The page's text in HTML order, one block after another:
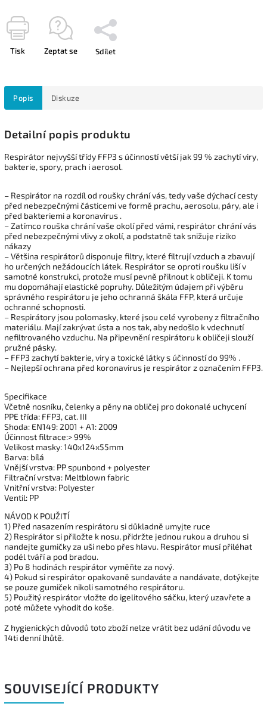
Tisk Zeptat se Sdílet
Popis Diskuze
Detailní popis produktu
Respirátor nejvyšší třídy FFP3 s účinností větší jak 99 % zachytí viry,
bakterie, spory, prach i aerosol.
– Respirátor na rozdíl od roušky chrání vás, tedy vaše dýchací cesty
před nebezpečnými částicemi ve formě prachu, aerosolu, páry, ale i
před bakteriemi a koronavirus .
– Zatímco rouška chrání vaše okolí před vámi, respirátor chrání vás
před nebezpečnými vlivy z okolí, a podstatně tak snižuje riziko
nákazy
– Většina respirátorů disponuje filtry, které filtrují vzduch a zbavují
ho určených nežádoucích látek. Respirátor se oproti roušku liší v
samotné konstrukci, protože musí pevně přilnout k obličeji. K tomu
mu dopomáhají elastické popruhy. Důležitým údajem při výběru
správného respirátoru je jeho ochranná škála FFP, která určuje
ochranné schopnosti.
– Respirátory jsou polomasky, které jsou celé vyrobeny z filtračního
materiálu. Mají zakrývat ústa a nos tak, aby nedošlo k vdechnutí
nefiltrovaného vzduchu. Na připevnění respirátoru k obličeji slouží
pružné pásky.
– FFP3 zachytí bakterie, viry a toxické látky s účinností do 99% .
– Nejlepší ochrana před koronavirus je respirátor z označením FFP3.
Specifikace
Včetně nosníku, čelenky a pěny na obličej pro dokonalé uchycení
PPE třída: FFP3, cat. III
Shoda: EN149: 2001 + A1: 2009
Účinnost filtrace:> 99%
Velikost masky: 140x124x55mm
Barva: bílá
Vnější vrstva: PP spunbond + polyester
Filtrační vrstva: Meltblown fabric
Vnitřní vrstva: Polyester
Ventil: PP
NÁVOD K POUŽITÍ
1) Před nasazením respirátoru si důkladně umyjte ruce
2) Respirátor si přiložte k nosu, přidržte jednou rukou a druhou si
nandejte gumičky za uši nebo přes hlavu. Respirátor musí přiléhat
podél tváří a pod bradou.
3) Po 8 hodinách respirátor vyměňte za nový.
4) Pokud si respirátor opakovaně sundaváte a nandávate, dotýkejte
se pouze gumiček nikoli samotného respirátoru.
5) Použitý respirátor vložte do igelitového sáčku, který uzavřete a
poté můžete vyhodit do koše.
Z hygienických důvodů toto zboží nelze vrátit bez udání důvodu ve
14ti denní lhůtě.
SOUVISEJÍCÍ PRODUKTY